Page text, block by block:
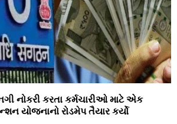
નોકરી કરતા કર્મચારીઓ માટે એક
યોજનાનો રોડમેપ તૈયાર કર્યો